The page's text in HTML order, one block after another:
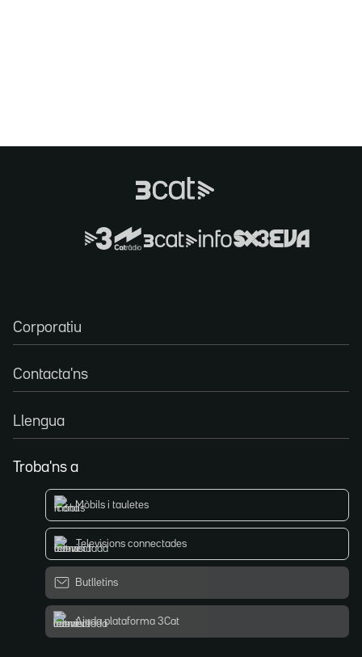
Corporatiu
Contacta'ns
Llengua
Troba'ns a
Mòbils i tauletes
Televisions connectades
Butlletins
Ajuda plataforma 3Cat